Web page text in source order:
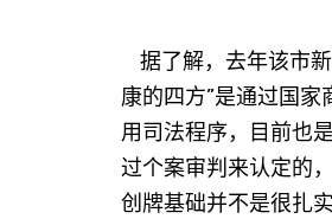
据了解，去年该市
康的四方”是通过国
用司法程序，目前也
过个案审判来认定的
创牌基础并不是很扎